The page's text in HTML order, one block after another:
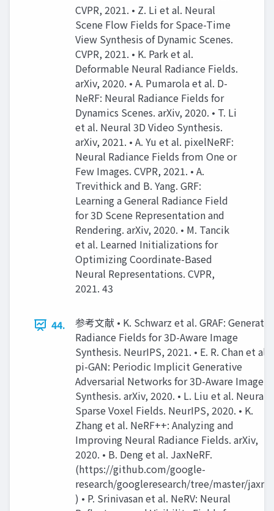
CVPR, 2021. • Z. Li et al. Neural
Scene Flow Fields for Space-Time
View Synthesis of Dynamic Scenes.
CVPR, 2021. • K. Park et al.
Deformable Neural Radiance Fields.
arXiv, 2020. • A. Pumarola et al. D-
NeRF: Neural Radiance Fields for
Dynamics Scenes. arXiv, 2020. • T. Li
et al. Neural 3D Video Synthesis.
arXiv, 2021. • A. Yu et al. pixelNeRF:
Neural Radiance Fields from One or
Few Images. CVPR, 2021. • A.
Trevithick and B. Yang. GRF:
Learning a General Radiance Field
for 3D Scene Representation and
Rendering. arXiv, 2020. • M. Tancik
et al. Learned Initializations for
Optimizing Coordinate-Based
Neural Representations. CVPR,
2021. 43
44.
参考文献 • K. Schwarz et al. GRAF:
Radiance Fields for 3D-Aware Image
Synthesis. NeurIPS, 2021. • E. R. Chan et al.
pi-GAN: Periodic Implicit Generative
Adversarial Networks for 3D-Aware Image
Synthesis. arXiv, 2020. • L. Liu et al. Neural
Sparse Voxel Fields. NeurIPS, 2020. • K.
Zhang et al. NeRF++: Analyzing and
Improving Neural Radiance Fields. arXiv,
2020. • B. Deng et al. JaxNeRF.
(https://github.com/google-
research/googleresearch/tree/master/
) • P. Srinivasan et al. NeRV: Neural